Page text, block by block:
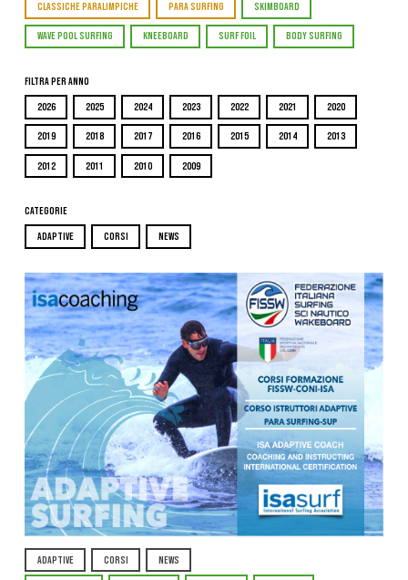
CLASSICHE PARALIMPICHE PARA SURFING SKIMBOARD
WAVE POOL SURFING KNEEBOARD SURF FOIL BODY SURFING
Filtra per Anno
2026 2025 2024 2023 2022 2021 2020
2019 2018 2017 2016 2015 2014 2013
2012 2011 2010 2009
Categorie
ADAPTIVE CORSI NEWS
ADAPTIVE CORSI NEWS